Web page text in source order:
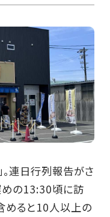
連日行列報告がさ
めの13:30頃に訪
めると10人以上の